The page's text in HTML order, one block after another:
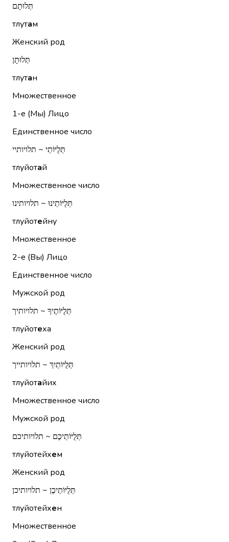
תְּלוּתָם
тлутам
Женский род
תְּלוּתָן
тлутан
Множественное
1-е (Мы) Лицо
Единственное число
תְּלֻיּוֹתַי ~ תלויותיי
тлуйотай
Множественное число
תְּלֻיּוֹתֵינוּ ~ תלויותינו
тлуйотейну
Множественное
2-е (Вы) Лицо
Единственное число
Мужской род
תְּלֻיּוֹתֶיךָ ~ תלויותיך
тлуйотеха
Женский род
תְּלֻיּוֹתַיִךְ ~ תלויותייך
тлуйотайих
Множественное число
Мужской род
תְּלֻיּוֹתֵיכֶם ~ תלויותיכם
тлуйотейхем
Женский род
תְּלֻיּוֹתֵיכֶן ~ תלויותיכן
тлуйотейхен
Множественное